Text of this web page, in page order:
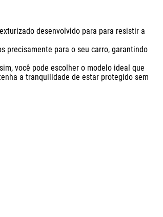
desenvolvido para para resistir a
precisamente para o seu carro, garantindo
você pode escolher o modelo ideal que
a tranquilidade de estar protegido sem